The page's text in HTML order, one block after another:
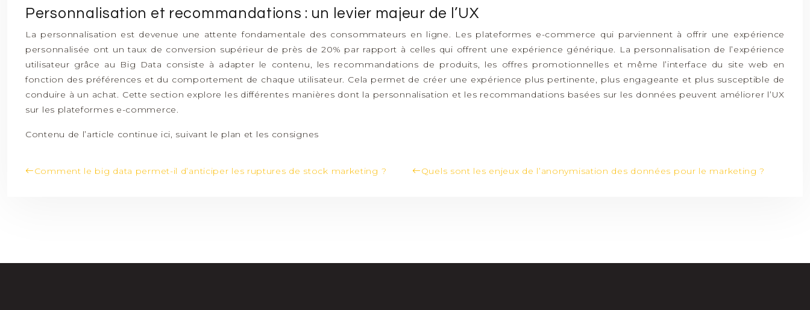
Personnalisation et recommandations : un levier majeur de l’UX
La personnalisation est devenue une attente fondamentale des consommateurs en ligne. Les plateformes e-commerce qui parviennent à offrir une expérience
personnalisée ont un taux de conversion supérieur de près de 20% par rapport à celles qui offrent une expérience générique. La personnalisation de l’expérience
utilisateur grâce au Big Data consiste à adapter le contenu, les recommandations de produits, les offres promotionnelles et même l’interface du site web en
fonction des préférences et du comportement de chaque utilisateur. Cela permet de créer une expérience plus pertinente, plus engageante et plus susceptible de
conduire à un achat. Cette section explore les différentes manières dont la personnalisation et les recommandations basées sur les données peuvent améliorer l’UX
sur les plateformes e-commerce.
Contenu de l’article continue ici, suivant le plan et les consignes
Comment le big data permet-il d’anticiper les ruptures de stock marketing ? Quels sont les enjeux de l’anonymisation des données pour le marketing ?